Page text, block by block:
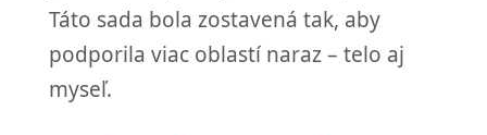
Táto sada bola zostavená tak, aby
podporila viac oblastí naraz – telo aj
myseľ.